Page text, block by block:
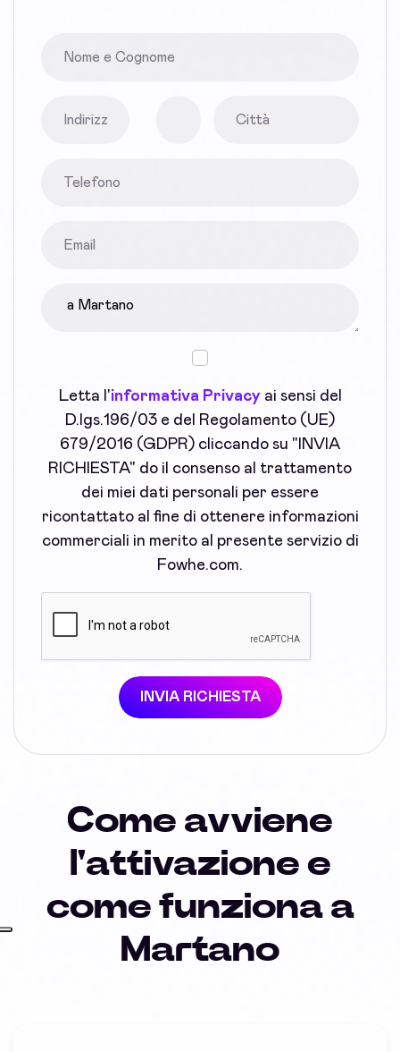
Letta l'informativa Privacyai sensi del
D.lgs.196/03 e del Regolamento (UE)
679/2016 (GDPR) cliccando su "INVIA
RICHIESTA" do il consenso al trattamento
dei miei dati personali per essere
ricontattato al fine di ottenere informazioni
commerciali in merito al presente servizio di
Fowhe.com.
INVIA RICHIESTA
Come avviene
l'attivazione e
come funziona a
Martano